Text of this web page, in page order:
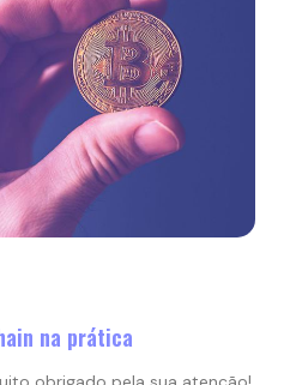
na prática